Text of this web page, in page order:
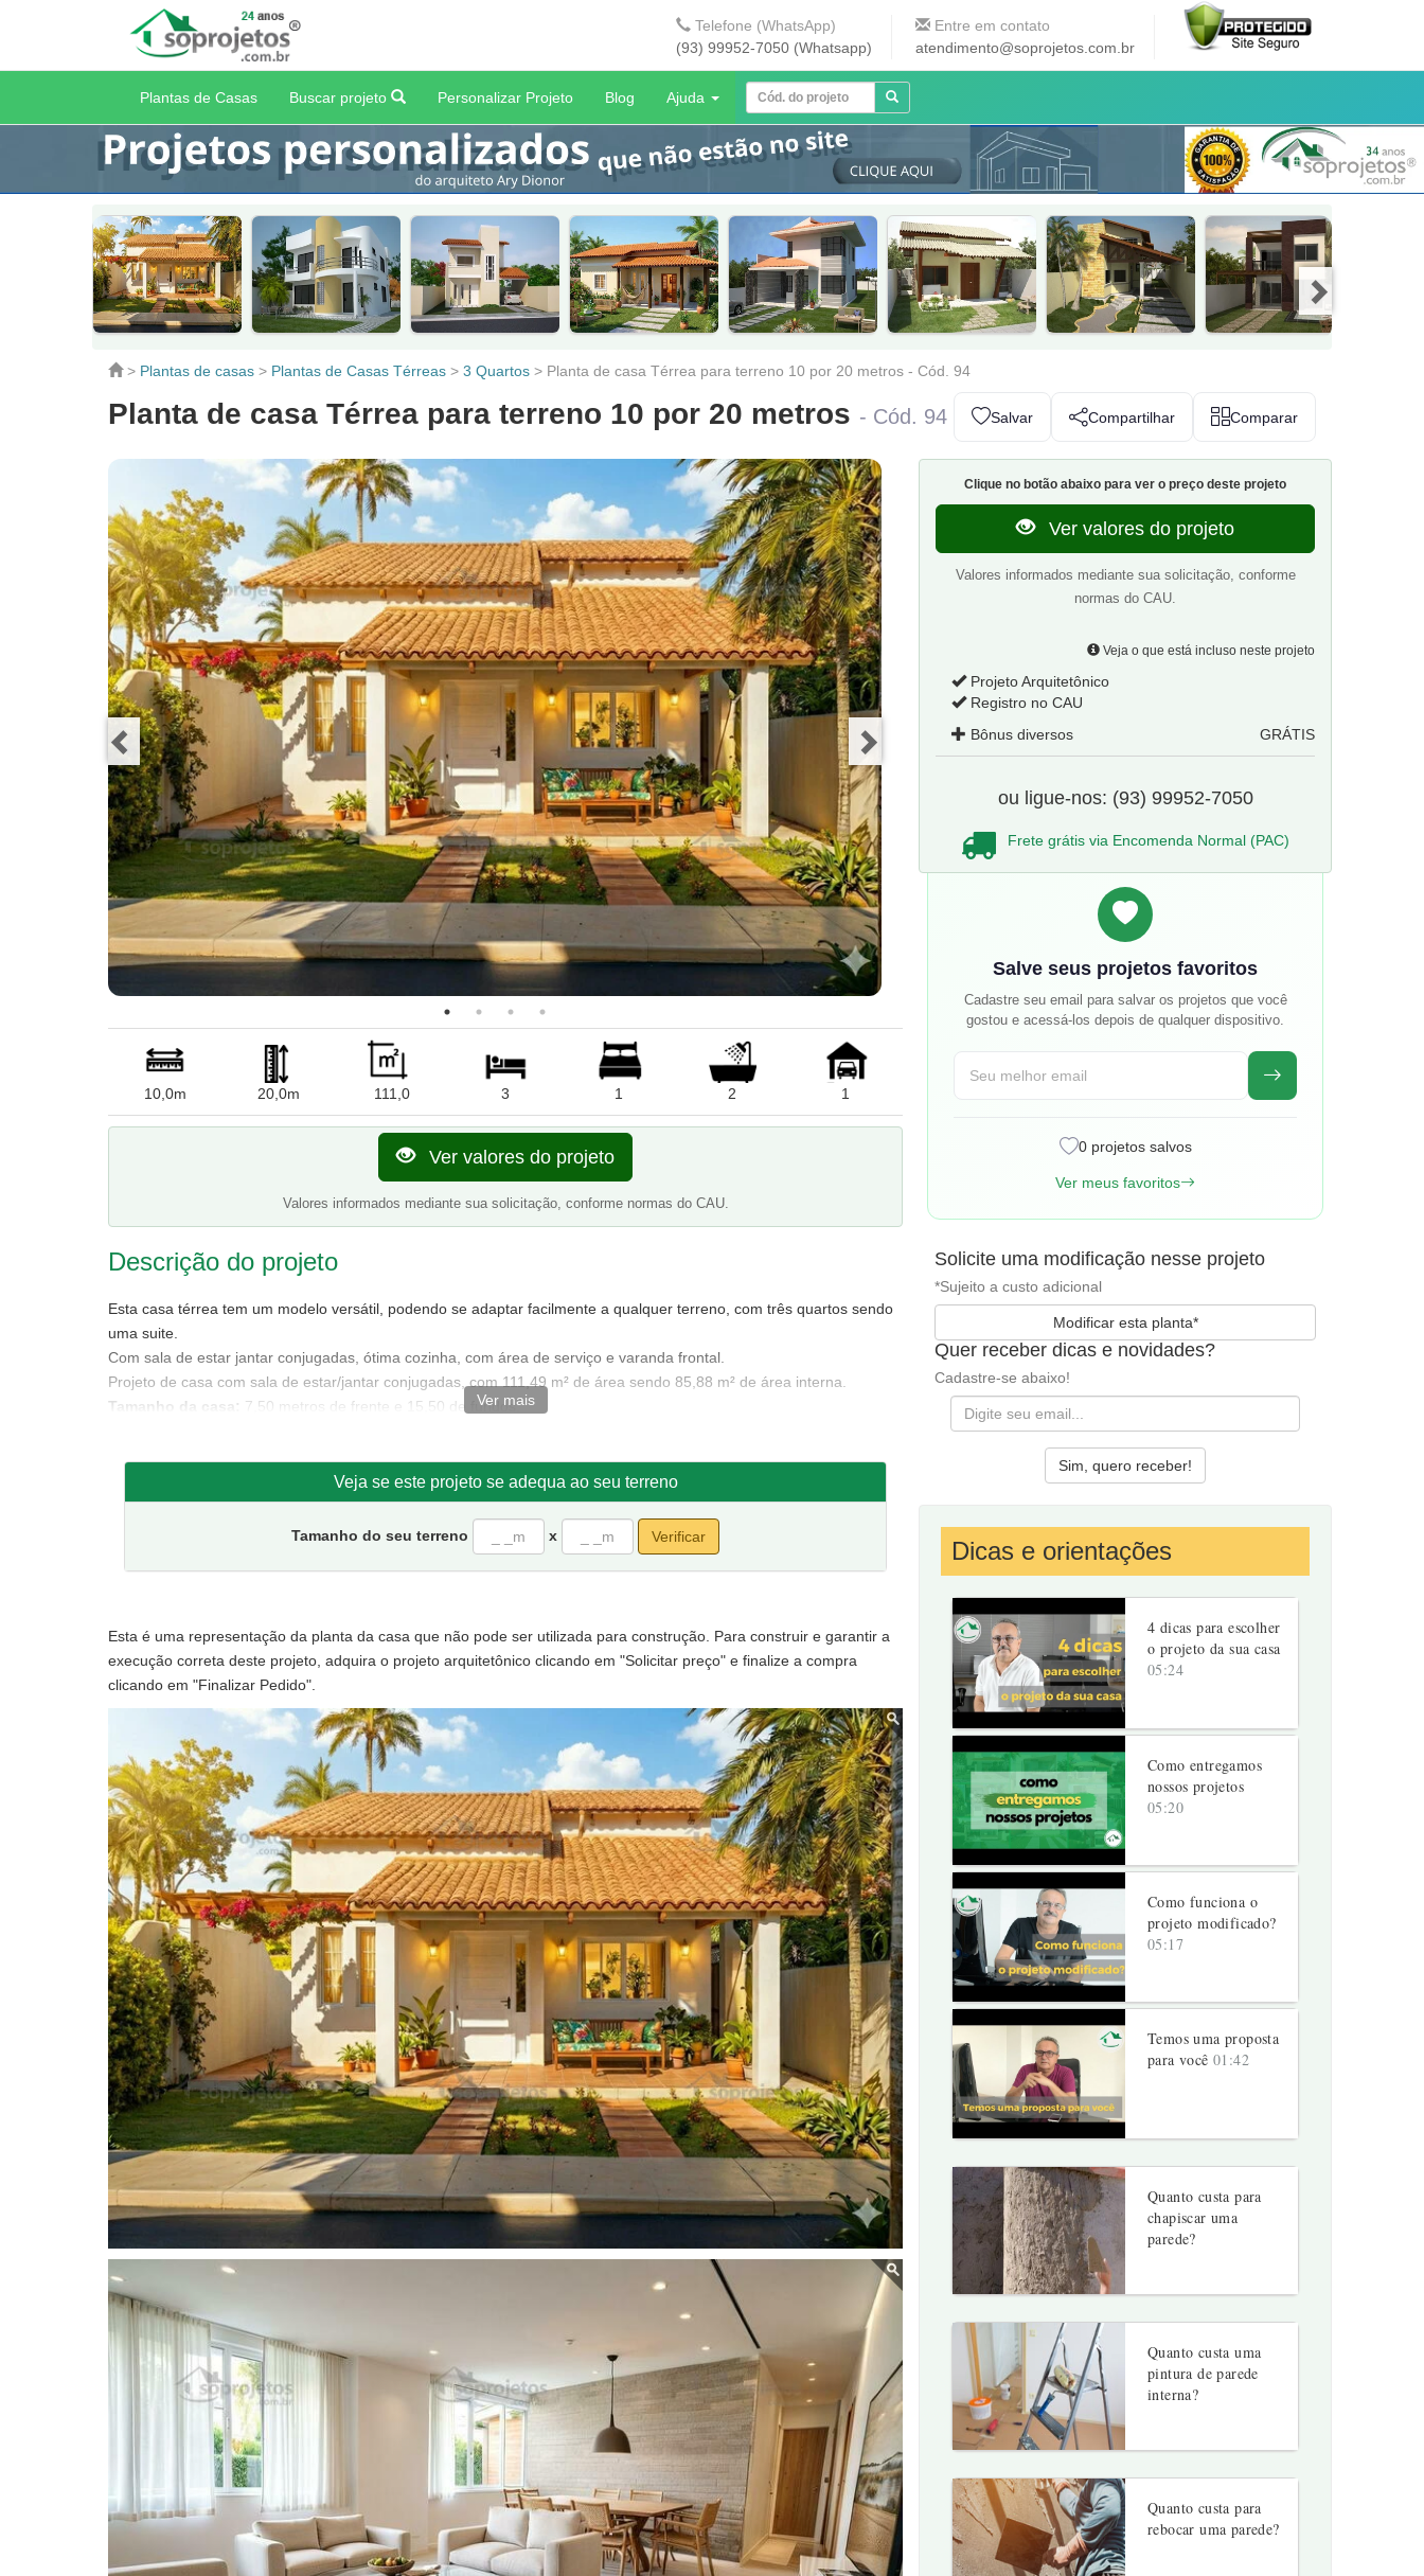
Telefone (WhatsApp)
(93) 99952-7050 (Whatsapp)
Entre em contato
atendimento@soprojetos.com.br
Plantas de Casas Buscar projeto Personalizar Projeto Blog Ajuda
> Plantas de casas > Plantas de Casas Térreas > 3 Quartos > Planta de casa Térrea para terreno 10 por 20 metros - Cód. 94
Planta de casa Térrea para terreno 10 por 20 metros - Cód. 94 Salvar Compartilhar Comparar
10,0m 20,0m 111,0 3 1 2 1
Ver valores do projeto
Valores informados mediante sua solicitação, conforme normas do CAU.
Descrição do projeto
Esta casa térrea tem um modelo versátil, podendo se adaptar facilmente a qualquer terreno, com três quartos sendo
uma suite.
Com sala de estar jantar conjugadas, ótima cozinha, com área de serviço e varanda frontal.
Projeto de casa com sala de estar/jantar conjugadas, com 111,49 m² de área sendo 85,88 m² de área interna.
Tamanho da casa: 7,50 metros de frente e 15,50 de fundos.
Ver mais
Veja se este projeto se adequa ao seu terreno
Tamanho do seu terreno x Verificar
Esta é uma representação da planta da casa que não pode ser utilizada para construção. Para construir e garantir a
execução correta deste projeto, adquira o projeto arquitetônico clicando em "Solicitar preço" e finalize a compra
clicando em "Finalizar Pedido".
Clique no botão abaixo para ver o preço deste projeto
Ver valores do projeto
Valores informados mediante sua solicitação, conforme
normas do CAU.
Veja o que está incluso neste projeto
Projeto Arquitetônico
Registro no CAU
Bônus diversos
GRÁTIS
ou ligue-nos: (93) 99952-7050
Frete grátis via Encomenda Normal (PAC)
Salve seus projetos favoritos
Cadastre seu email para salvar os projetos que você
gostou e acessá-los depois de qualquer dispositivo.
0 projetos salvos
Ver meus favoritos
Solicite uma modificação nesse projeto
*Sujeito a custo adicional
Modificar esta planta*
Quer receber dicas e novidades?
Cadastre-se abaixo!
Dicas e orientações
4 dicas para escolher
o projeto da sua casa
05:24
Como entregamos
nossos projetos
05:20
Como funciona o
projeto modificado?
05:17
Temos uma proposta
para você01:42
Quanto custa para
chapiscar uma
parede?
Quanto custa uma
pintura de parede
interna?
Quanto custa para
rebocar uma parede?